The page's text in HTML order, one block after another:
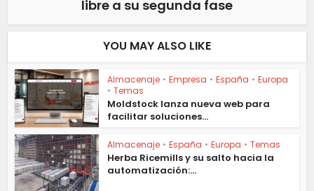
libre a su segunda fase
YOU MAY ALSO LIKE
Almacenaje • Empresa • España • Europa
• Temas
Moldstock lanza nueva web para
facilitar soluciones...
Almacenaje • España • Europa • Temas
Herba Ricemills y su salto hacia la
automatización:...